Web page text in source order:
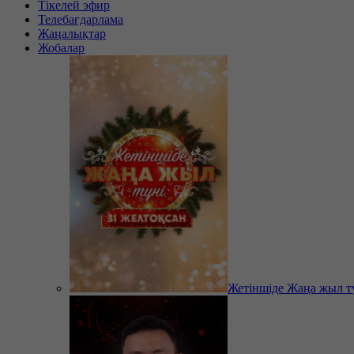
Тікелей эфир
Телебағдарлама
Жаңалықтар
Жобалар
Жетіншіде Жаңа жыл